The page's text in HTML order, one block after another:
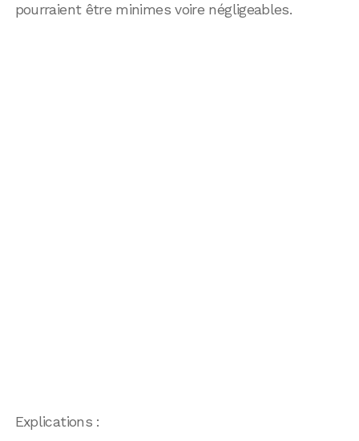
pourraient être minimes voire négligeables.
Explications :